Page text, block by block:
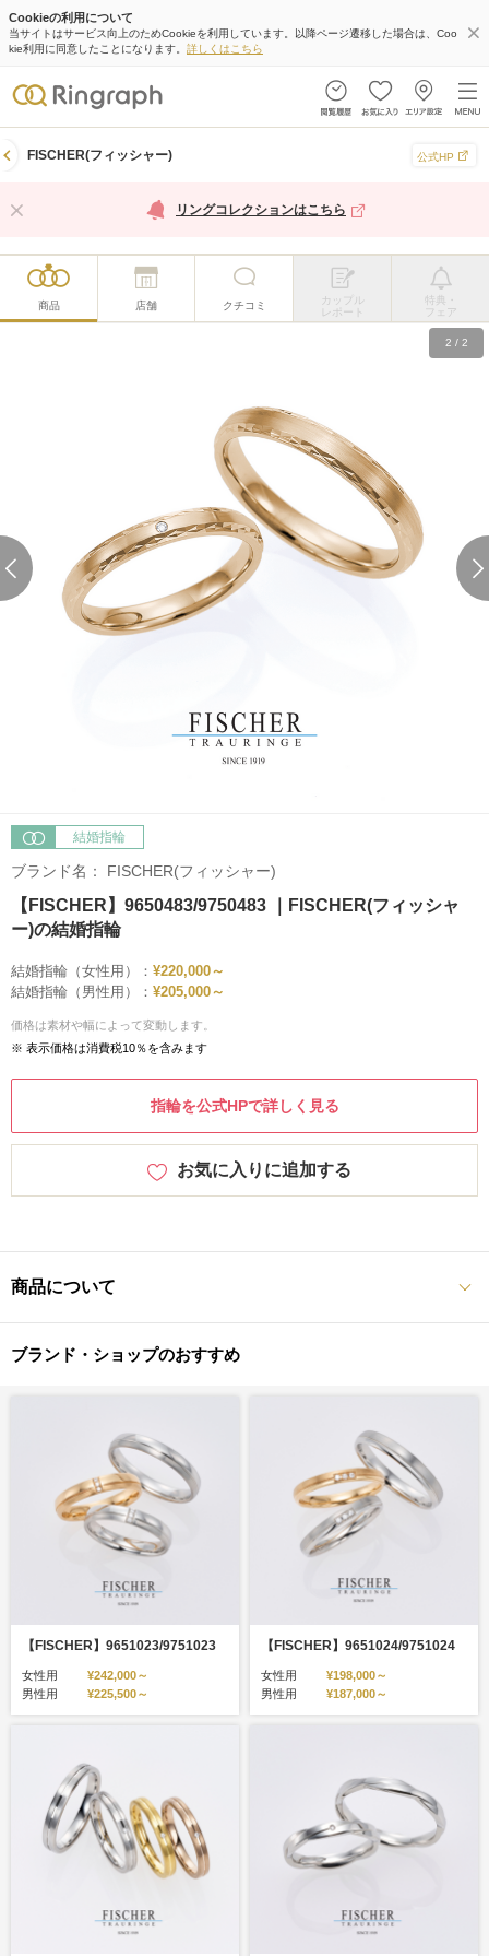
Cookieの利用について
当サイトはサービス向上のためCookieを利用しています。以降ページ遷移した場合は、Coo
kie利用に同意したことになります。 詳しくはこちら
FISCHER(フィッシャー) 公式HP
リングコレクションはこちら
商品 店舗 クチコミ
カップル
レポート
特典・
フェア
2 / 2
結婚指輪
ブランド名： FISCHER(フィッシャー)
【FISCHER】9650483/9750483 ｜FISCHER(フィッシャ
ー)の結婚指輪
結婚指輪（女性用）： ¥220,000～
結婚指輪（男性用）： ¥205,000～
価格は素材や幅によって変動します。
※ 表示価格は消費税10％を含みます
指輪を公式HPで詳しく見る
お気に入りに追加する
商品について
ブランド・ショップのおすすめ
【FISCHER】9651023/9751023
女性用
¥242,000～
男性用
¥225,500～
【FISCHER】9651024/9751024
女性用
¥198,000～
男性用
¥187,000～